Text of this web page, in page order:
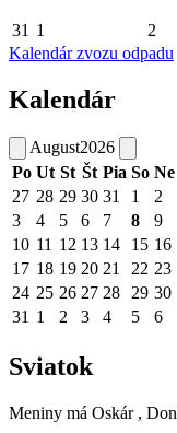
31 1 2
Kalendár zvozu odpadu
Kalendár
August2026
Po Ut St Št Pia So Ne
27 28 29 30 31 1
2
3
4 5 6 7 8
9
10 11 12 13 14 15 16
17 18 19 20 21 22 23
24 25 26 27 28 29 30
31 1 2 3 4 5 6
Sviatok
Meniny má Oskár ,